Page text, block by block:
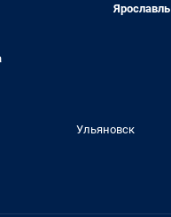
Ярославль
Ульяновск